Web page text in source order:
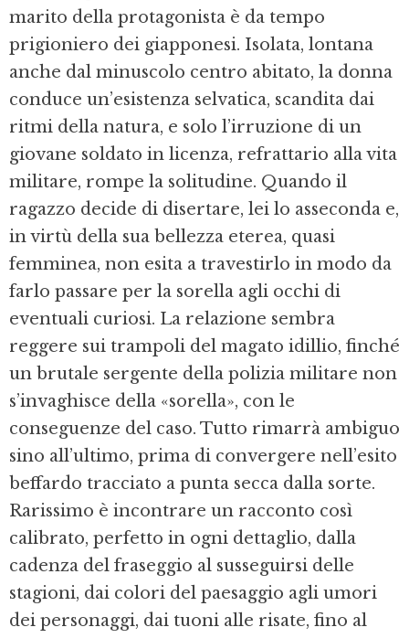
marito della protagonista è da tempo
prigioniero dei giapponesi. Isolata, lontana
anche dal minuscolo centro abitato, la donna
conduce un’esistenza selvatica, scandita dai
ritmi della natura, e solo l’irruzione di un
giovane soldato in licenza, refrattario alla vita
militare, rompe la solitudine. Quando il
ragazzo decide di disertare, lei lo asseconda e,
in virtù della sua bellezza eterea, quasi
femminea, non esita a travestirlo in modo da
farlo passare per la sorella agli occhi di
eventuali curiosi. La relazione sembra
reggere sui trampoli del magato idillio, finché
un brutale sergente della polizia militare non
s’invaghisce della «sorella», con le
conseguenze del caso. Tutto rimarrà ambiguo
sino all’ultimo, prima di convergere nell’esito
beffardo tracciato a punta secca dalla sorte.
Rarissimo è incontrare un racconto così
calibrato, perfetto in ogni dettaglio, dalla
cadenza del fraseggio al susseguirsi delle
stagioni, dai colori del paesaggio agli umori
dei personaggi, dai tuoni alle risate, fino al